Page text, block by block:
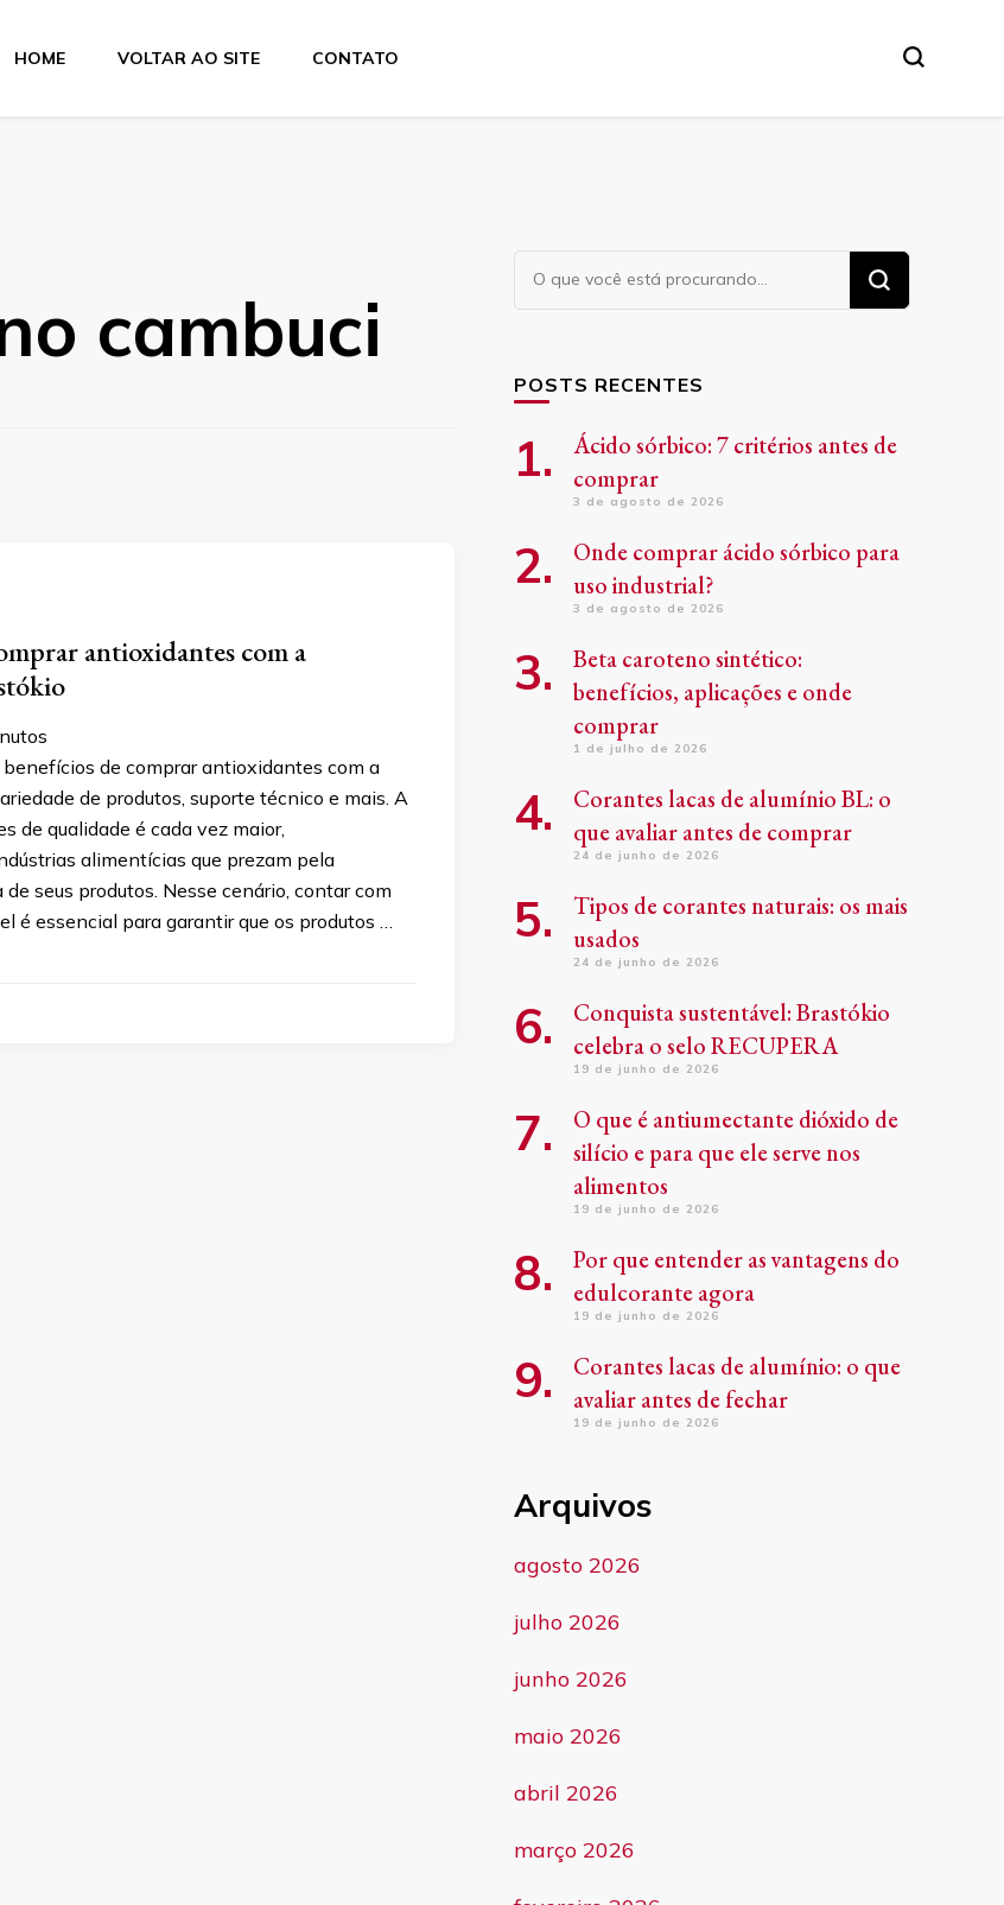
HOME VOLTAR AO SITE CONTATO
cambuci
antioxidantes com a
de comprar antioxidantes com a
de produtos, suporte técnico e mais. A
de qualidade é cada vez maior,
alimentícias que prezam pela
seus produtos. Nesse cenário, contar com
é essencial para garantir que os produtos …
Procurando
algo?
POSTS RECENTES
Ácido sórbico: 7 critérios antes de
comprar
3 de agosto de 2026
Onde comprar ácido sórbico para
uso industrial?
3 de agosto de 2026
Beta caroteno sintético:
benefícios, aplicações e onde
comprar
1 de julho de 2026
Corantes lacas de alumínio BL: o
que avaliar antes de comprar
24 de junho de 2026
Tipos de corantes naturais: os mais
usados
24 de junho de 2026
Conquista sustentável: Brastókio
celebra o selo RECUPERA
19 de junho de 2026
O que é antiumectante dióxido de
silício e para que ele serve nos
alimentos
19 de junho de 2026
Por que entender as vantagens do
edulcorante agora
19 de junho de 2026
Corantes lacas de alumínio: o que
avaliar antes de fechar
19 de junho de 2026
Arquivos
agosto 2026
julho 2026
junho 2026
maio 2026
abril 2026
março 2026